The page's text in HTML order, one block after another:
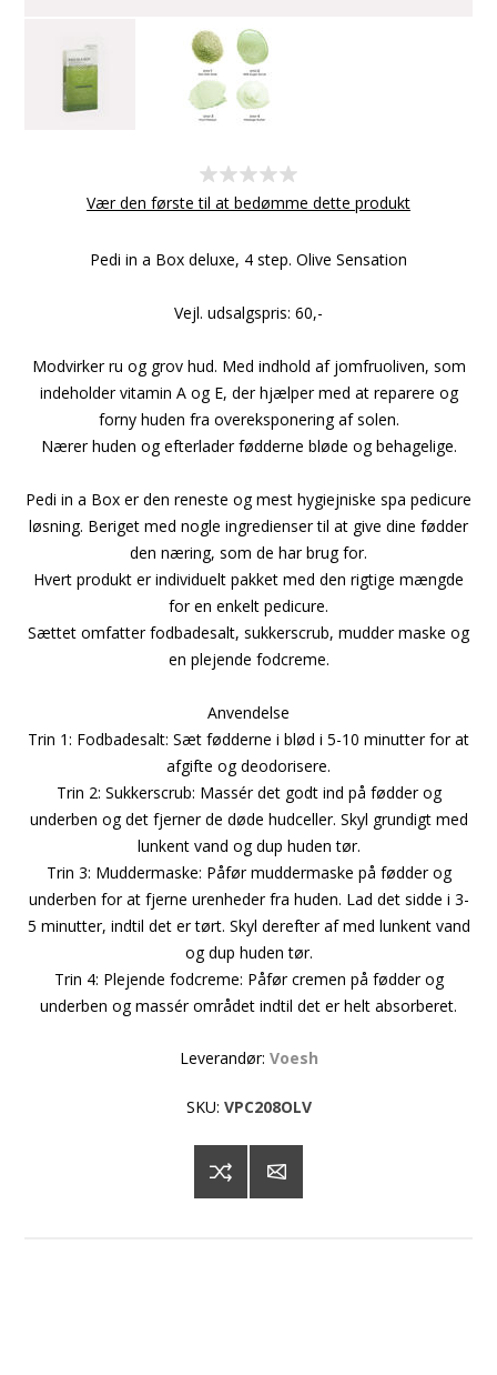
Vær den første til at bedømme dette produkt
Pedi in a Box deluxe, 4 step. Olive Sensation
Vejl. udsalgspris: 60,-
Modvirker ru og grov hud. Med indhold af jomfruoliven, som
indeholder vitamin A og E, der hjælper med at reparere og
forny huden fra overeksponering af solen.
Nærer huden og efterlader fødderne bløde og behagelige.
Pedi in a Box er den reneste og mest hygiejniske spa pedicure
løsning. Beriget med nogle ingredienser til at give dine fødder
den næring, som de har brug for.
Hvert produkt er individuelt pakket med den rigtige mængde
for en enkelt pedicure.
Sættet omfatter fodbadesalt, sukkerscrub, mudder maske og
en plejende fodcreme.
Anvendelse
Trin 1: Fodbadesalt: Sæt fødderne i blød i 5-10 minutter for at
afgifte og deodorisere.
Trin 2: Sukkerscrub: Massér det godt ind på fødder og
underben og det fjerner de døde hudceller. Skyl grundigt med
lunkent vand og dup huden tør.
Trin 3: Muddermaske: Påfør muddermaske på fødder og
underben for at fjerne urenheder fra huden. Lad det sidde i 3-
5 minutter, indtil det er tørt. Skyl derefter af med lunkent vand
og dup huden tør.
Trin 4: Plejende fodcreme: Påfør cremen på fødder og
underben og massér området indtil det er helt absorberet.
Leverandør: Voesh
SKU: VPC208OLV